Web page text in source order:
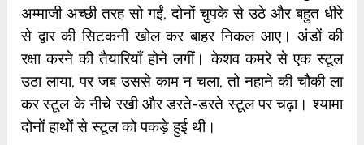
अम्माजी अच्‍छी तरह सो गईं, दोनों चुपके से उठे और बहुत धीरे
से द्वार की सिटकनी खोल कर बाहर निकल आए। अंडों की
रक्षा करने की तैयारियाँ होने लगीं। केशव कमरे से एक स्‍टूल
उठा लाया, पर जब उससे काम न चला, तो नहाने की चौकी ला
कर स्‍टूल के नीचे रखी और डरते-डरते स्‍टूल पर चढ़ा। श्‍यामा
दोनों हाथों से स्‍टूल को पकड़े हुई थी।